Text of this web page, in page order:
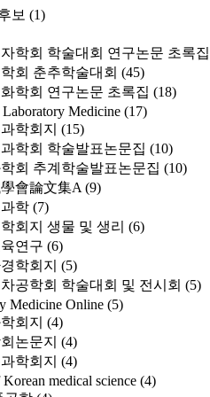
보 (1)
학회 학술대회 연구논문 초록집
회 춘추학술대회 (45)
학회 연구논문 초록집 (18)
Medicine (17)
학회지 (15)
학회 학술발표논문집 (10)
회 추계학술발표논문집 (10)
會論文集A (9)
학 (7)
회지 생물 및 생리 (6)
연구 (6)
학회지 (5)
공학회 학술대회 및 전시회 (5)
Medicine Online (5)
회지 (4)
논문지 (4)
학회지 (4)
medical science (4)